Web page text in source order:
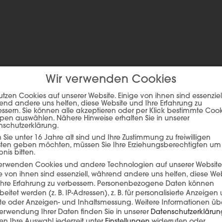
auf den unteren Button, um den Inhalt von player.flipsnack.com
Inhalt laden
Wir verwenden Cookies
Cookies auf unserer Website. Einige von ihnen sind
andere uns helfen, diese Website und Ihre Erfahrung zu
Sie können alle akzeptieren oder per Klick bestimmte
auswählen. Nähere Hinweise erhalten Sie in unserer
Sie unter 16 Jahre alt sind und Ihre Zustimmung zu freiwilligen
geben möchten, müssen Sie Ihre Erziehungsberechtigten um
bitten.
Cookies und andere Technologien auf unserer
von ihnen sind essenziell, während andere uns helfen, diese
Erfahrung zu verbessern. Personenbezogene Daten können
werden (z. B. IP-Adressen), z. B. für personalisierte Anzeigen
oder Anzeigen- und Inhaltsmessung. Weitere Informationen
Ihrer Daten finden Sie in unserer